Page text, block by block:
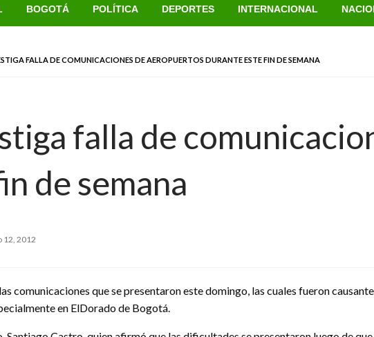
BOGOTÁ POLÍTICA DEPORTES INTERNACIONAL
FALLA DE COMUNICACIONES DE AEROPUERTOS DURANTE ESTE FIN DE SEMANA
falla de
de semana
12, 2012
comunicaciones que se presentaron este domingo, las cuales fueron
en ElDorado de Bogotá.